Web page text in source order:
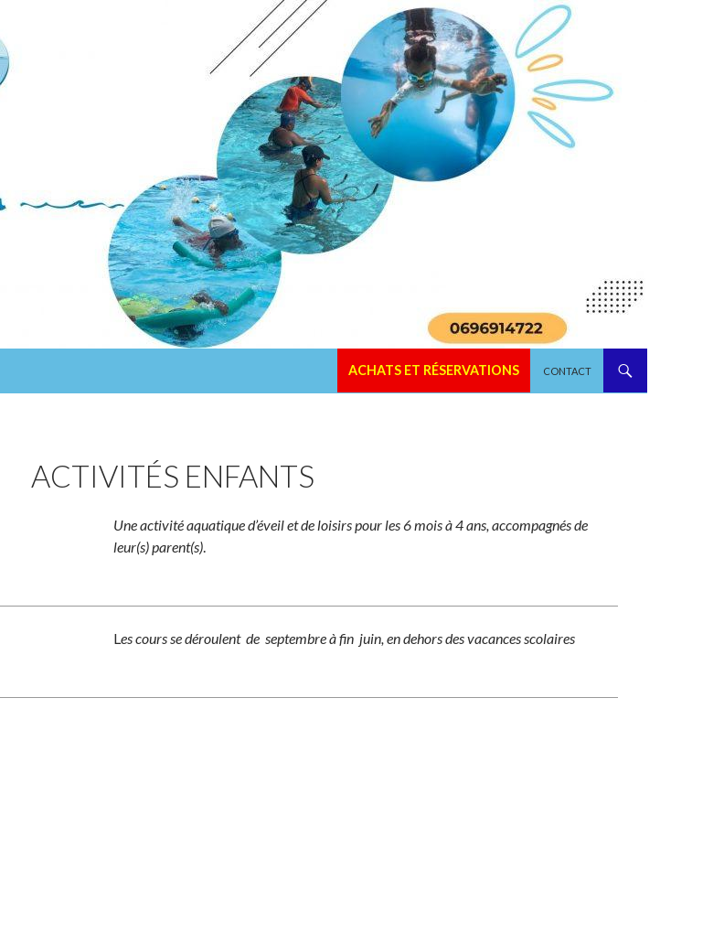
ACHATS ET RÉSERVATIONS CONTACT
ACTIVITÉS ENFANTS
Une activité aquatique d’éveil et de loisirs pour les 6 mois à 4 ans, accompagnés de
leur(s) parent(s).
Les cours se déroulent de septembre à fin juin, en dehors des vacances scolaires